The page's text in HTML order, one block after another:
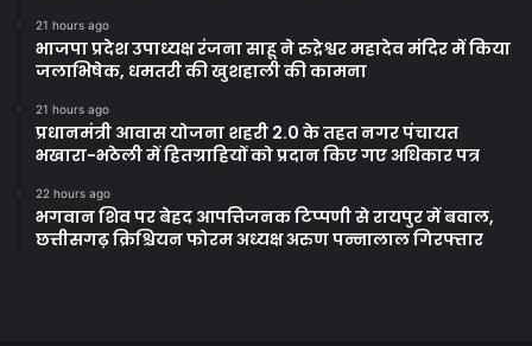
21 hours ago
भाजपा प्रदेश उपाध्यक्ष रंजना साहू ने रुद्रेश्वर महादेव मंदिर में किया
जलाभिषेक, धमतरी की खुशहाली की कामना
21 hours ago
प्रधानमंत्री आवास योजना शहरी 2.0 के तहत नगर पंचायत
भखारा-भठेली में हितग्राहियों को प्रदान किए गए अधिकार पत्र
22 hours ago
भगवान शिव पर बेहद आपत्तिजनक टिप्पणी से रायपुर में बवाल,
छत्तीसगढ़ क्रिश्चियन फोरम अध्यक्ष अरुण पन्नालाल गिरफ्तार